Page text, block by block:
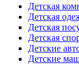
Детская
Детская
Детская
Детская
Детские
Детские